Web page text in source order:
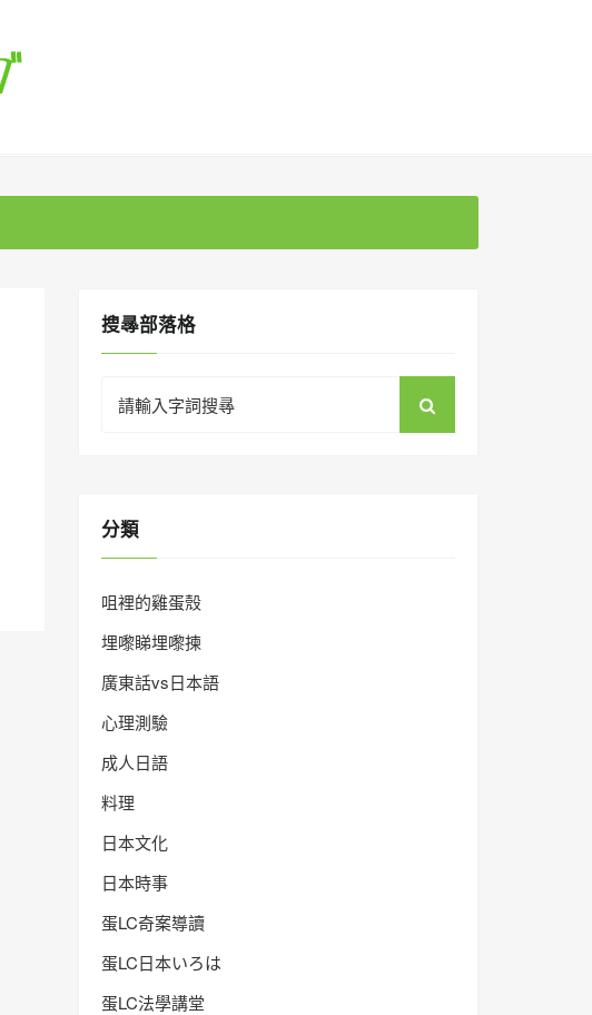
搜㝷部落格
for:
分類
咀裡的雞蛋殼
埋嚟睇埋嚟揀
廣東話vs日本語
心理測驗
成人日語
料理
日本文化
日本時事
蛋LC奇案導讀
蛋LC日本いろは
蛋LC法學講堂